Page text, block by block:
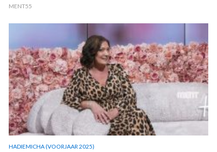
MENT55
HADIEMICHA (VOORJAAR 2025)